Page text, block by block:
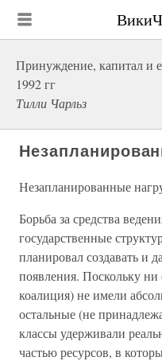
Принуждение, капитал и
1992 гг
Тилли Чарльз
Незапланированные
Борьба за средства
государственные
планировал создавать и
появления. Поскольку
коалиция) не имели
остальные (не
классы удерживали
частью ресурсов, в